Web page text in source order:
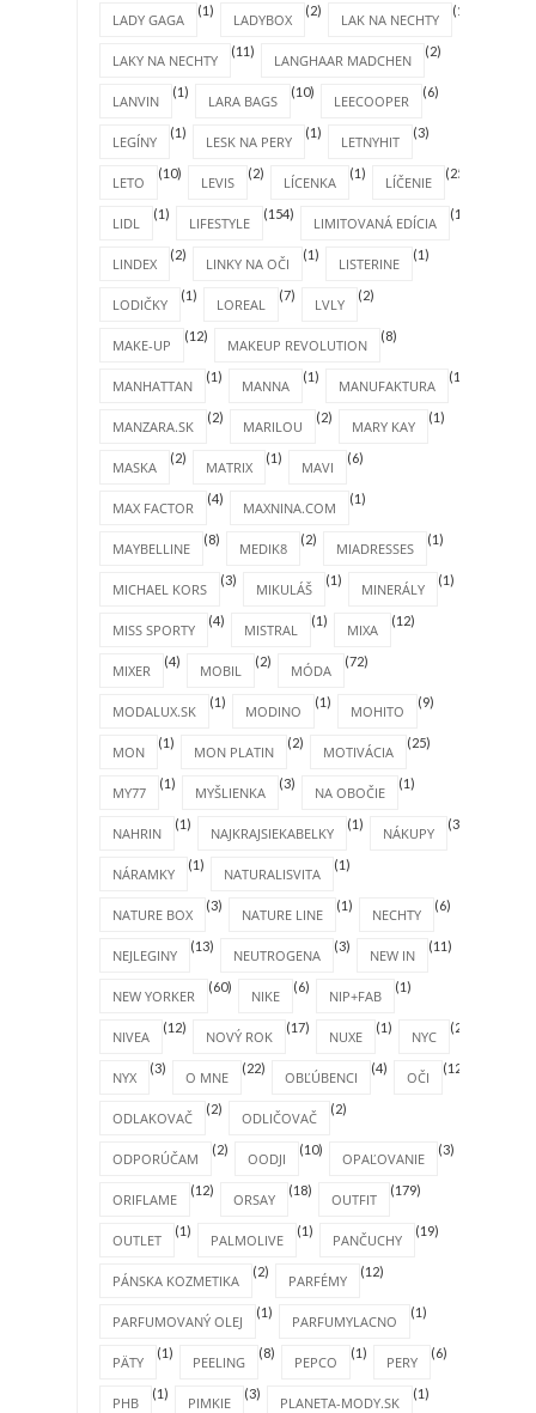
LADY GAGA
(1)
LADYBOX
(2)
LAK NA NECHTY
(1)
LAKY NA NECHTY
(11)
LANGHAAR MADCHEN
(2)
LANVIN
(1)
LARA BAGS
(10)
LEECOOPER
(6)
LEGÍNY
(1)
LESK NA PERY
(1)
LETNYHIT
(3)
LETO
(10)
LEVIS
(2)
LÍCENKA
(1)
LÍČENIE
(25)
LIDL
(1)
LIFESTYLE
(154)
LIMITOVANÁ EDÍCIA
(1)
LINDEX
(2)
LINKY NA OČI
(1)
LISTERINE
(1)
LODIČKY
(1)
LOREAL
(7)
LVLY
(2)
MAKE-UP
(12)
MAKEUP REVOLUTION
(8)
MANHATTAN
(1)
MANNA
(1)
MANUFAKTURA
(1)
MANZARA.SK
(2)
MARILOU
(2)
MARY KAY
(1)
MASKA
(2)
MATRIX
(1)
MAVI
(6)
MAX FACTOR
(4)
MAXNINA.COM
(1)
MAYBELLINE
(8)
MEDIK8
(2)
MIADRESSES
(1)
MICHAEL KORS
(3)
MIKULÁŠ
(1)
MINERÁLY
(1)
MISS SPORTY
(4)
MISTRAL
(1)
MIXA
(12)
MIXER
(4)
MOBIL
(2)
MÓDA
(72)
MODALUX.SK
(1)
MODINO
(1)
MOHITO
(9)
MON
(1)
MON PLATIN
(2)
MOTIVÁCIA
(25)
MY77
(1)
MYŠLIENKA
(3)
NA OBOČIE
(1)
NAHRIN
(1)
NAJKRAJSIEKABELKY
(1)
NÁKUPY
(31)
NÁRAMKY
(1)
NATURALISVITA
(1)
NATURE BOX
(3)
NATURE LINE
(1)
NECHTY
(6)
NEJLEGINY
(13)
NEUTROGENA
(3)
NEW IN
(11)
NEW YORKER
(60)
NIKE
(6)
NIP+FAB
(1)
NIVEA
(12)
NOVÝ ROK
(17)
NUXE
(1)
NYC
(2)
NYX
(3)
O MNE
(22)
OBĽÚBENCI
(4)
OČI
(12)
ODLAKOVAČ
(2)
ODLIČOVAČ
(2)
ODPORÚČAM
(2)
OODJI
(10)
OPAĽOVANIE
(3)
ORIFLAME
(12)
ORSAY
(18)
OUTFIT
(179)
OUTLET
(1)
PALMOLIVE
(1)
PANČUCHY
(19)
PÁNSKA KOZMETIKA
(2)
PARFÉMY
(12)
PARFUMOVANÝ OLEJ
(1)
PARFUMYLACNO
(1)
PÄTY
(1)
PEELING
(8)
PEPCO
(1)
PERY
(6)
PHB
(1)
PIMKIE
(3)
PLANETA-MODY.SK
(1)